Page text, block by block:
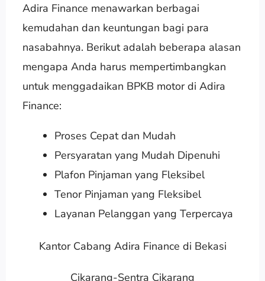
Adira Finance menawarkan berbagai
kemudahan dan keuntungan bagi para
nasabahnya. Berikut adalah beberapa alasan
mengapa Anda harus mempertimbangkan
untuk menggadaikan BPKB motor di Adira
Finance:
Proses Cepat dan Mudah
Persyaratan yang Mudah Dipenuhi
Plafon Pinjaman yang Fleksibel
Tenor Pinjaman yang Fleksibel
Layanan Pelanggan yang Terpercaya
Kantor Cabang Adira Finance di Bekasi
Cikarang-Sentra Cikarang